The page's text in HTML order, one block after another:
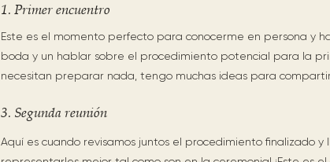
1. Primer encuentro
Este es el momento perfecto para conocerme en persona y
boda y un hablar sobre el procedimiento potencial para la
necesitan preparar nada, tengo muchas ideas para compartir
3. Segunda reunión
Aquí es cuando revisamos juntos el procedimiento finalizado